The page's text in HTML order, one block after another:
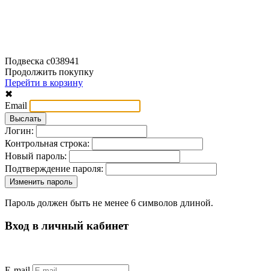
Подвеска с038941
Продолжить покупку
Перейти в корзину
✖
Email
Логин:
Контрольная строка:
Новый пароль:
Подтверждение пароля:
Пароль должен быть не менее 6 символов длиной.
Вход в личный кабинет